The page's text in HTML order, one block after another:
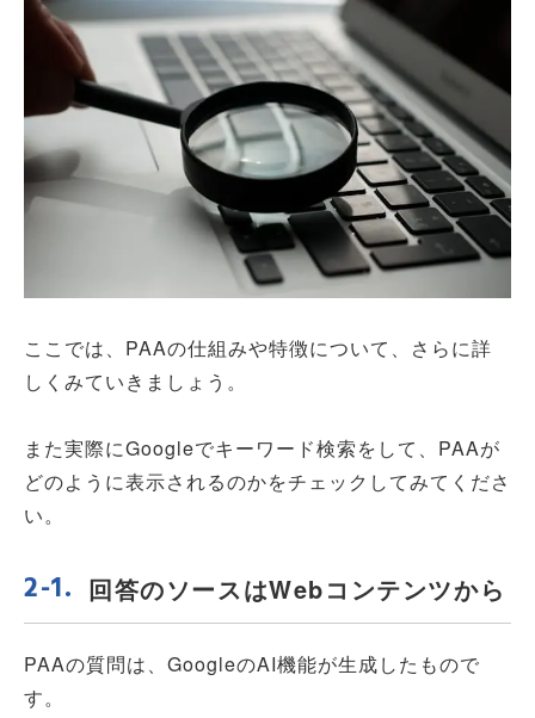
ここでは、PAAの仕組みや特徴について、さらに詳
しくみていきましょう。
また実際にGoogleでキーワード検索をして、PAAが
どのように表示されるのかをチェックしてみてくださ
い。
回答のソースはWebコンテンツから
PAAの質問は、GoogleのAI機能が生成したもので
す。